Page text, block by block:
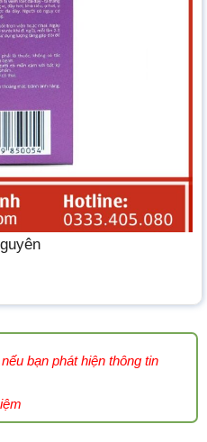
bạn phát hiện thông tin